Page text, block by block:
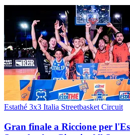
Estathé 3x3 Italia Streetbasket Circuit
Gran finale a Riccione per